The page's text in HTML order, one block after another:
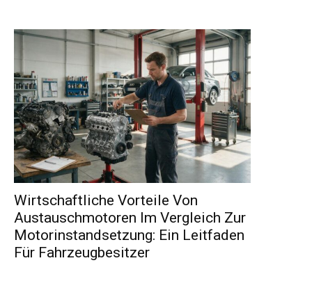
Wirtschaftliche Vorteile Von
Austauschmotoren Im Vergleich Zur
Motorinstandsetzung: Ein Leitfaden
Für Fahrzeugbesitzer